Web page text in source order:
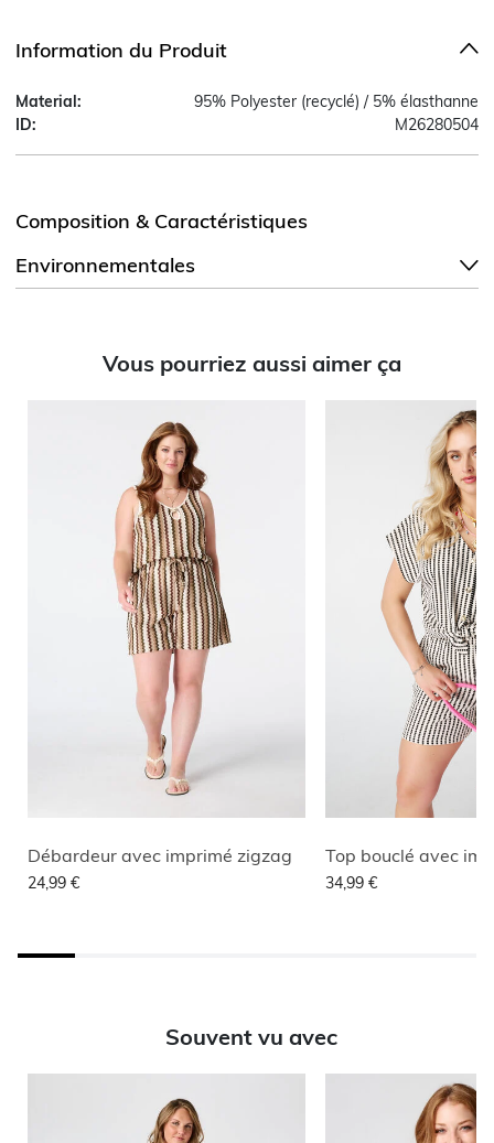
Information du Produit
Material:
95% Polyester (recyclé) / 5% élasthanne
ID:
M26280504
Composition & Caractéristiques
Environnementales
Vous pourriez aussi aimer ça
Débardeur avec imprimé zigzag
24,99 €
Top bouclé avec
34,99 €
Souvent vu avec